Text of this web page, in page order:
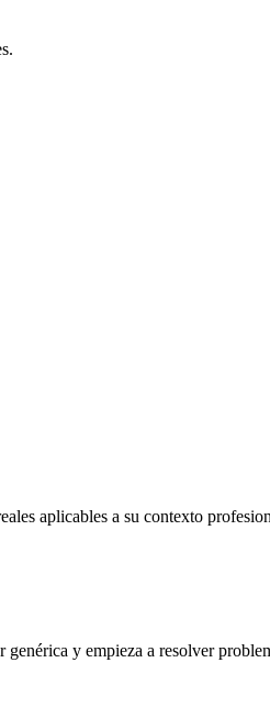
aplicables a su contexto
y empieza a resolver